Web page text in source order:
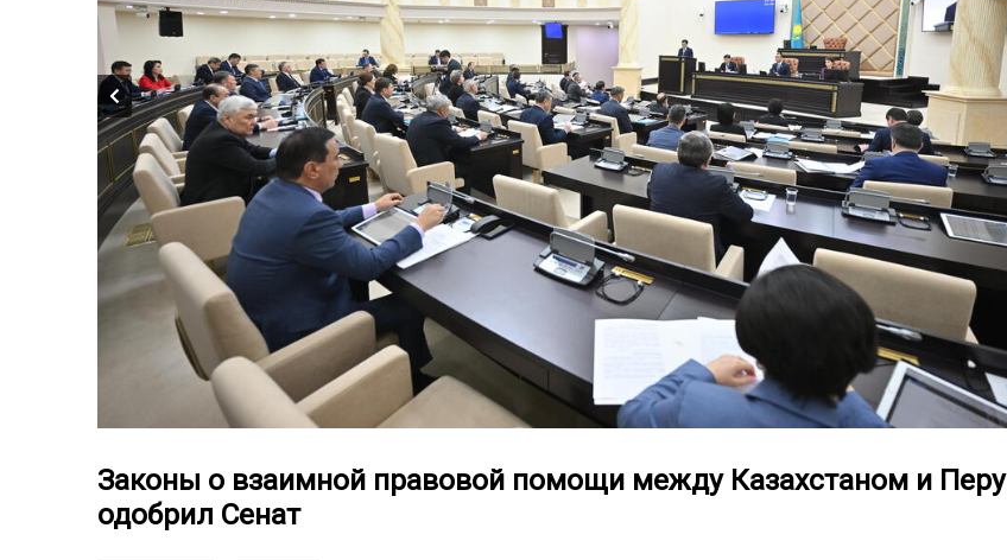
Законы о взаимной правовой помощи между Казахстаном и Перу
одобрил Сенат